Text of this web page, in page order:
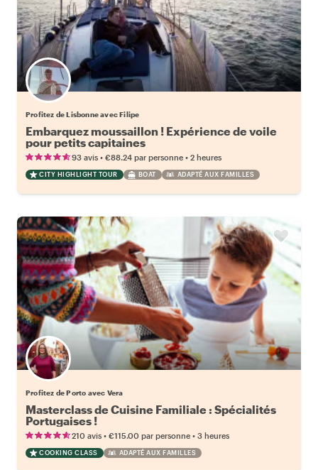
Profitez de Lisbonne avec Filipe
Embarquez moussaillon ! Expérience de voile
pour petits capitaines
93 avis • €88.24 par personne • 2 heures
CITY HIGHLIGHT TOUR BOAT ADAPTÉ AUX FAMILLES
Profitez de Porto avec Vera
Masterclass de Cuisine Familiale : Spécialités
Portugaises !
210 avis • €115.00 par personne • 3 heures
COOKING CLASS ADAPTÉ AUX FAMILLES